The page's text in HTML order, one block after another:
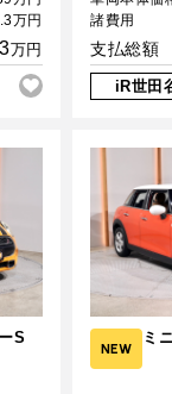
万円
3万円
諸費用
支払総額
iR世田
S
NEW
ミ